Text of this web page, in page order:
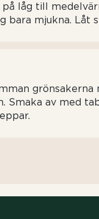
låg till
bara mjukna. Låt
grönsakerna
Smaka av med